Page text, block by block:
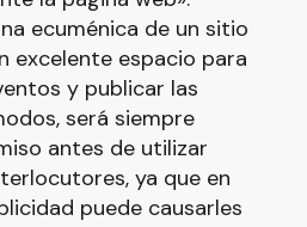
ecuménica de un sitio
excelente espacio para
y publicar las
será siempre
antes de utilizar
ya que en
puede causarles